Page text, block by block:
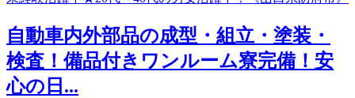
自動車内外部品の成型・組立・塗装・
検査！備品付きワンルーム寮完備！安
心の日...